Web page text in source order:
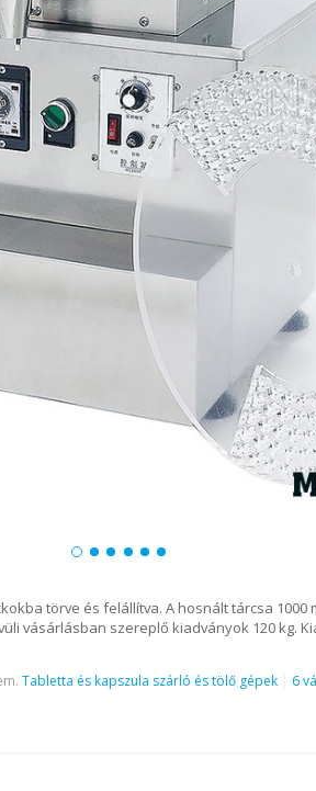
törve és felállítva. A hosnált tárcsa 1000
vásárlásban szereplő kiadványok 120 kg.
Tabletta és kapszula szárló és tölő gépek 6